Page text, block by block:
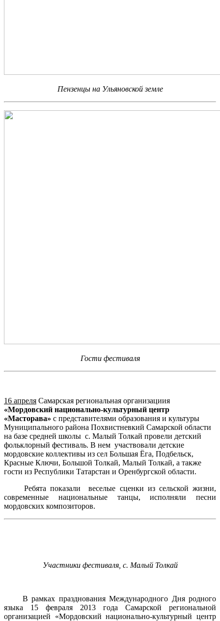
Пензенцы на Ульяновской земле
Гости фестиваля
16 апреля Самарская региональная организациия
«Мордовский национально-культурный центр
«Масторава» с представителями образования и культуры
Муниципального района Похвистневкий Самарской области
на базе средней школы с. Малый Толкай провели детский
фольклорный фестиваль. В нем участвовали детские
мордовские коллективы из сел Большая Ёга, Подбельск,
Красные Ключи, Большой Толкай, Малый Толкай, а также
гости из Республики Татарстан и Оренбургской области.
Ребята показали веселые сценки из сельской жизни,
современные национальные танцы, исполняли песни
мордовских композиторов.
Участники фестиваля, с. Малый Толкай
В рамках празднования Международного Дня родного
языка 15 февраля 2013 года Самарской региональной
организацией «Мордовский национально-культурный центр